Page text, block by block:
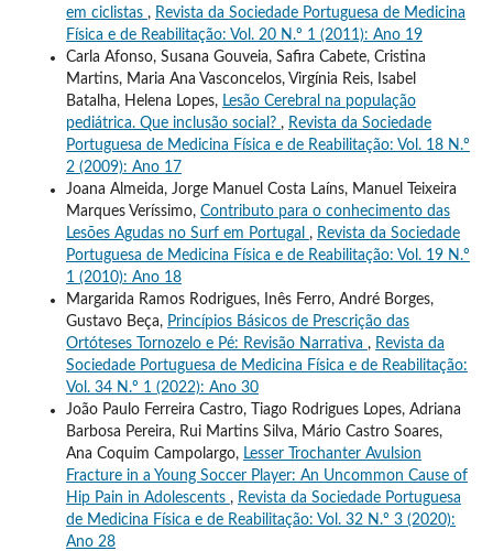
em ciclistas , Revista da Sociedade Portuguesa de Medicina
Física e de Reabilitação: Vol. 20 N.º 1 (2011): Ano 19
Carla Afonso, Susana Gouveia, Safira Cabete, Cristina
Martins, Maria Ana Vasconcelos, Virgínia Reis, Isabel
Batalha, Helena Lopes, Lesão Cerebral na população
pediátrica. Que inclusão social? , Revista da Sociedade
Portuguesa de Medicina Física e de Reabilitação: Vol. 18 N.º
2 (2009): Ano 17
Joana Almeida, Jorge Manuel Costa Laíns, Manuel Teixeira
Marques Veríssimo, Contributo para o conhecimento das
Lesões Agudas no Surf em Portugal , Revista da Sociedade
Portuguesa de Medicina Física e de Reabilitação: Vol. 19 N.º
1 (2010): Ano 18
Margarida Ramos Rodrigues, Inês Ferro, André Borges,
Gustavo Beça, Princípios Básicos de Prescrição das
Ortóteses Tornozelo e Pé: Revisão Narrativa , Revista da
Sociedade Portuguesa de Medicina Física e de Reabilitação:
Vol. 34 N.º 1 (2022): Ano 30
João Paulo Ferreira Castro, Tiago Rodrigues Lopes, Adriana
Barbosa Pereira, Rui Martins Silva, Mário Castro Soares,
Ana Coquim Campolargo, Lesser Trochanter Avulsion
Fracture in a Young Soccer Player: An Uncommon Cause of
Hip Pain in Adolescents , Revista da Sociedade Portuguesa
de Medicina Física e de Reabilitação: Vol. 32 N.º 3 (2020):
Ano 28